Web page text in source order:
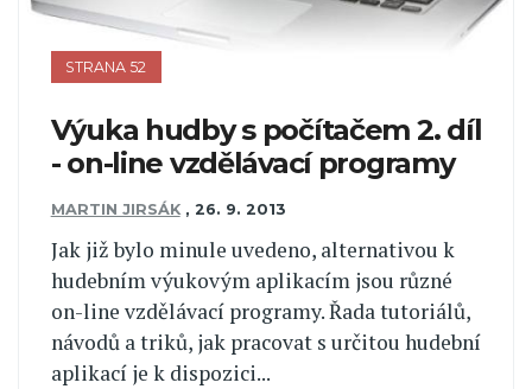
STRANA 52
Výuka hudby s počítačem 2. díl
- on-line vzdělávací programy
MARTIN JIRSÁK , 26. 9. 2013
Jak již bylo minule uvedeno, alternativou k
hudebním výukovým aplikacím jsou různé
on-line vzdělávací programy. Řada tutoriálů,
návodů a triků, jak pracovat s určitou hudební
aplikací je k dispozici...